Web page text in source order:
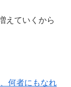
えていくから
何者にもなれ